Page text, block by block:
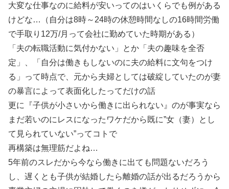
大変な仕事なのに給料が安いってのはいくらでも例がある
けどな…（自分は8時～24時の休憩時間なしの16時間労働
で手取り12万/月って会社に勤めていた時期がある）
「夫の転職活動に気付かない」とか「夫の趣味を全否
定」、「自分は働きもしないのに夫の給料に文句をつけ
る」って時点で、元から夫婦としては破綻していたのが妻
の暴言によって表面化したってだけの話
更に『子供が小さいから働きに出られない』のが事実なら
まだ若いのにレスになったワケだから既に”女（妻）とし
て見られていない”ってコトで
再構築は無理筋だよね…
5年前のスレだから今なら働きに出ても問題ないだろう
し、遅くとも子供が結婚したら離婚の話が出るだろうから